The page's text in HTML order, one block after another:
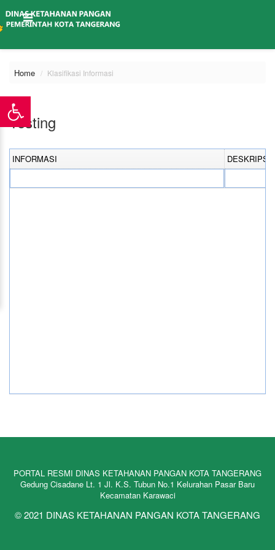
Home Klasifikasi Informasi
Testing
INFORMASI DESKRIPSI
PORTAL RESMI DINAS KETAHANAN PANGAN KOTA TANGERANG
Gedung Cisadane Lt. 1 Jl. K.S. Tubun No.1 Kelurahan Pasar Baru
Kecamatan Karawaci
© 2021 DINAS KETAHANAN PANGAN KOTA TANGERANG